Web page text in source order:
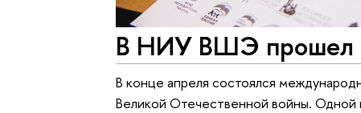
В НИУ ВШЭ прошел
В конце апреля состоялся
Великой Отечественной войны.